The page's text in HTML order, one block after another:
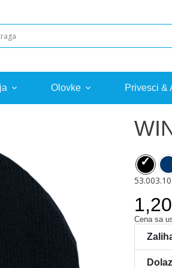
Olovke Privesci &
53.003.10
Cena sa